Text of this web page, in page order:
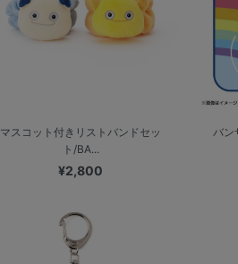
マスコット付きリストバンドセッ
ト/BA...
¥2,800
バン